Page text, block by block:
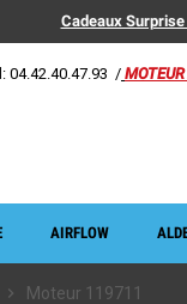
Cadeaux
04.42.40.47.93 /
AIRFLOW
chevron_right Moteur 119711